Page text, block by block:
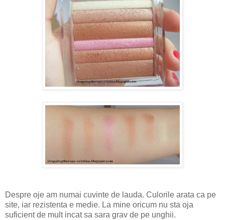
Despre oje am numai cuvinte de lauda. Culorile arata ca pe
site, iar rezistenta e medie. La mine oricum nu sta oja
suficient de mult incat sa sara grav de pe unghii.